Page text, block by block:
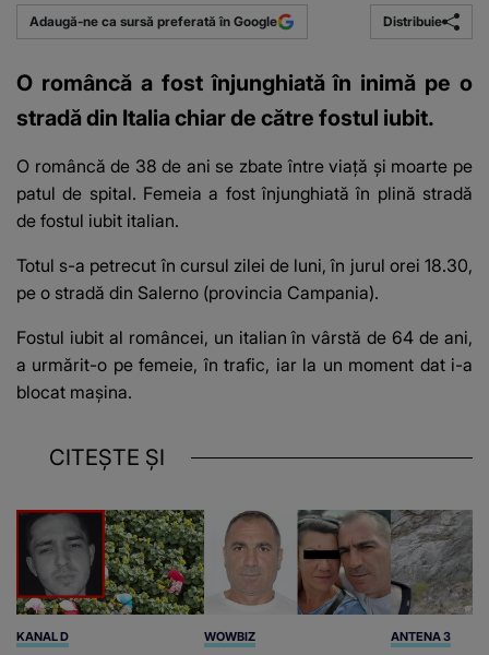
Adaugă-ne ca sursă preferată în Google Distribuie
O româncă a fost înjunghiată în inimă pe o
stradă din Italia chiar de către fostul iubit.
O româncă de 38 de ani se zbate între viață și moarte pe
patul de spital. Femeia a fost înjunghiată în plină stradă
de fostul iubit italian.
Totul s-a petrecut în cursul zilei de luni, în jurul orei 18.30,
pe o stradă din Salerno (provincia Campania).
Fostul iubit al româncei, un italian în vârstă de 64 de ani,
a urmărit-o pe femeie, în trafic, iar la un moment dat i-a
blocat maşina.
CITEȘTE ȘI
KANAL D WOWBIZ ANTENA 3